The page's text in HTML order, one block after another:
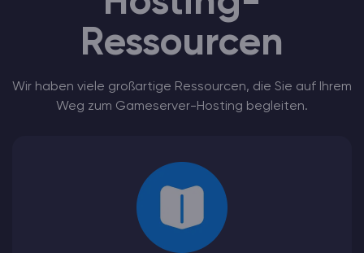
Ressourcen
Wir haben viele großartige Ressourcen, die Sie auf Ihrem
Weg zum Gameserver-Hosting begleiten.